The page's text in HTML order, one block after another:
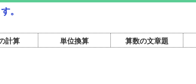
。
計算 単位換算 算数の文章題